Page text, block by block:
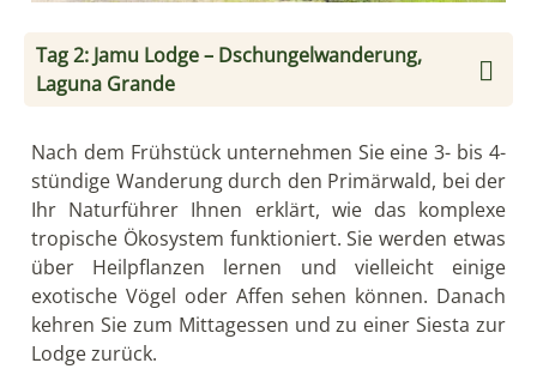
Tag 2: Jamu Lodge – Dschungelwanderung,
Laguna Grande
Nach dem Frühstück unternehmen Sie eine 3- bis 4-
stündige Wanderung durch den Primärwald, bei der
Ihr Naturführer Ihnen erklärt, wie das komplexe
tropische Ökosystem funktioniert. Sie werden etwas
über Heilpflanzen lernen und vielleicht einige
exotische Vögel oder Affen sehen können. Danach
kehren Sie zum Mittagessen und zu einer Siesta zur
Lodge zurück.